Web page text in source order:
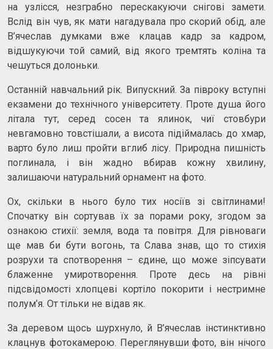
на узлісся, незграбно перескакуючи снігові замети.
Вслід він чув, як мати нагадувала про скорий обід, але
В’ячеслав думками вже клацав кадр за кадром,
відшукуючи той самий, від якого тремтять коліна та
чешуться долоньки.
Останній навчальний рік. Випускний. За півроку вступні
екзамени до технічного університету. Проте душа його
літала тут, серед сосен та ялинок, чиї стовбури
невгамовно товстішали, а висота підіймалась до хмар,
варто було лиш пройти вглиб лісу. Природна пишність
поглинала, і він жадно вбирав кожну хвилину,
залишаючи натуральний орнамент на фото.
Ох, скільки в нього було тих носіїв зі світлинами!
Спочатку він сортував їх за порами року, згодом за
ознакою стихії: земля, вода та повітря. Для рівноваги
ще мав би бути вогонь, та Слава знав, що то стихія
розрухи та спотворення – єдине, що може зіпсувати
блаженне умиротворення. Проте десь на рівні
підсвідомості хлопцеві кортіло покорити і нестримне
полум’я. От тільки не відав як.
За деревом щось шурхнуло, й В’ячеслав інстинктивно
клацнув фотокамерою. Переглянувши фото, він нічого